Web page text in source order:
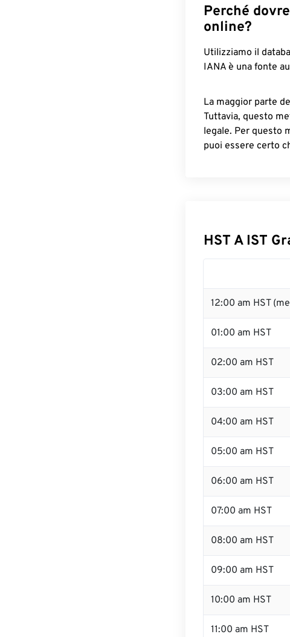
Perché
online?
Utilizziamo il
IANA è una fonte
La maggior parte
Tuttavia, questo
legale. Per questo
puoi essere certo
HST A IST
12:00 am HST
01:00 am HST
02:00 am HST
03:00 am HST
04:00 am HST
05:00 am HST
06:00 am HST
07:00 am HST
08:00 am HST
09:00 am HST
10:00 am HST
11:00 am HST